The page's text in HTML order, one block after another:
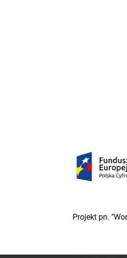
Projekt pn.